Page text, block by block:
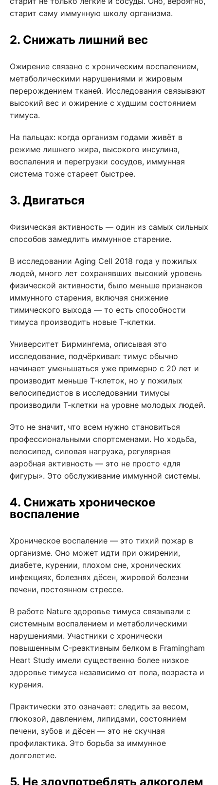
старит саму иммунную школу организма.
2. Снижать лишний вес
Ожирение связано с хроническим воспалением,
метаболическими нарушениями и жировым
перерождением тканей. Исследования связывают
высокий вес и ожирение с худшим состоянием
тимуса.
На пальцах: когда организм годами живёт в
режиме лишнего жира, высокого инсулина,
воспаления и перегрузки сосудов, иммунная
система тоже стареет быстрее.
3. Двигаться
Физическая активность — один из самых сильных
способов замедлить иммунное старение.
В исследовании Aging Cell 2018 года у пожилых
людей, много лет сохранявших высокий уровень
физической активности, было меньше признаков
иммунного старения, включая снижение
тимического выхода — то есть способности
тимуса производить новые Т-клетки.
Университет Бирмингема, описывая это
исследование, подчёркивал: тимус обычно
начинает уменьшаться уже примерно с 20 лет и
производит меньше Т-клеток, но у пожилых
велосипедистов в исследовании тимусы
производили Т-клетки на уровне молодых людей.
Это не значит, что всем нужно становиться
профессиональными спортсменами. Но ходьба,
велосипед, силовая нагрузка, регулярная
аэробная активность — это не просто «для
фигуры». Это обслуживание иммунной системы.
4. Снижать хроническое
воспаление
Хроническое воспаление — это тихий пожар в
организме. Оно может идти при ожирении,
диабете, курении, плохом сне, хронических
инфекциях, болезнях дёсен, жировой болезни
печени, постоянном стрессе.
В работе Nature здоровье тимуса связывали с
системным воспалением и метаболическими
нарушениями. Участники с хронически
повышенным C-реактивным белком в Framingham
Heart Study имели существенно более низкое
здоровье тимуса независимо от пола, возраста и
курения.
Практически это означает: следить за весом,
глюкозой, давлением, липидами, состоянием
печени, зубов и дёсен — это не скучная
профилактика. Это борьба за иммунное
долголетие.
5. Не злоупотреблять алкоголем